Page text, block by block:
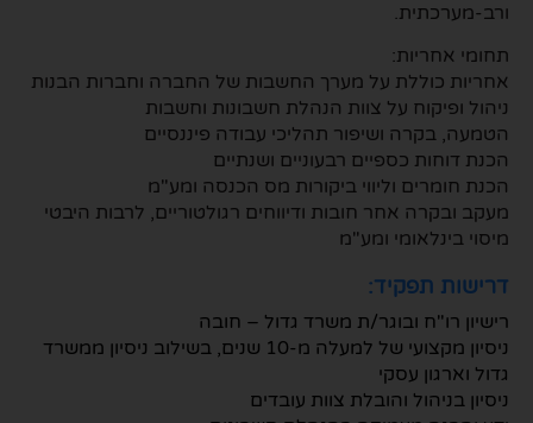
ורב-מערכתית.
תחומי אחריות:
אחריות כוללת על מערך החשבות של החברה וחברות הבנות
ניהול ופיקוח על צוות הנהלת חשבונות וחשבות
הטמעה, בקרה ושיפור תהליכי עבודה פיננסיים
הכנת דוחות כספיים רבעוניים ושנתיים
הכנת חומרים וליווי ביקורות מס הכנסה ומע"מ
מעקב ובקרה אחר חובות ודיווחים רגולטוריים, לרבות היבטי
מיסוי בינלאומי ומע"מ
דרישות תפקיד:
רישיון רו"ח ובוגר/ת משרד גדול – חובה
ניסיון מקצועי של למעלה מ-10 שנים, בשילוב ניסיון ממשרד
גדול וארגון עסקי
ניסיון בניהול והובלת צוות עובדים